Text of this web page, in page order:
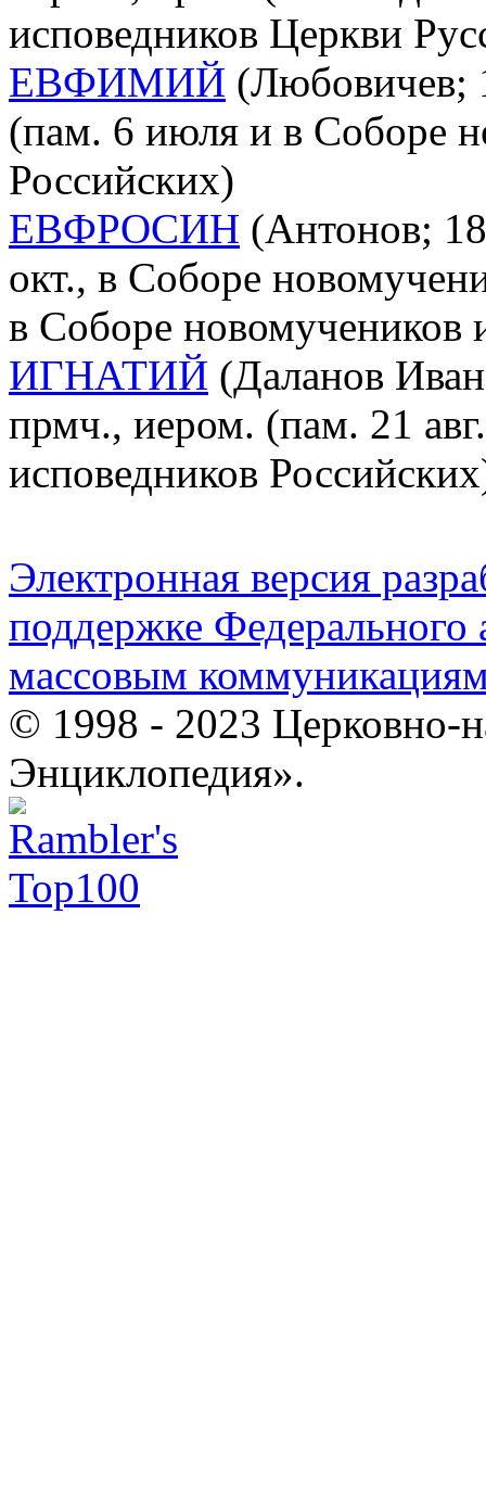
исповедников Церкви
ЕВФИМИЙ (Любовичев;
(пам. 6 июля и в Соборе
Российских)
ЕВФРОСИН (Антонов;
окт., в Соборе
в Соборе новомучеников
ИГНАТИЙ (Даланов
прмч., иером. (пам. 21
исповедников
Электронная версия
поддержке Федерального
массовым
© 1998 - 2023 Церковно-
Энциклопедия».